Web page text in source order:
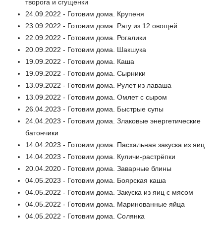
творога и сгущенки
24.09.2022 - Готовим дома. Крупеня
23.09.2022 - Готовим дома. Рагу из 12 овощей
22.09.2022 - Готовим дома. Рогалики
20.09.2022 - Готовим дома. Шакшука
19.09.2022 - Готовим дома. Каша
19.09.2022 - Готовим дома. Сырники
13.09.2022 - Готовим дома. Рулет из лаваша
13.09.2022 - Готовим дома. Омлет с сыром
26.04.2023 - Готовим дома. Быстрые супы
24.04.2023 - Готовим дома. Злаковые энергетические
батончики
14.04.2023 - Готовим дома. Пасхальная закуска из яиц
14.04.2023 - Готовим дома. Куличи-растрёпки
20.04.2020 - Готовим дома. Заварные блины
04.05.2023 - Готовим дома. Боярская каша
04.05.2022 - Готовим дома. Закуска из яиц с мясом
04.05.2022 - Готовим дома. Маринованные яйца
04.05.2022 - Готовим дома. Солянка